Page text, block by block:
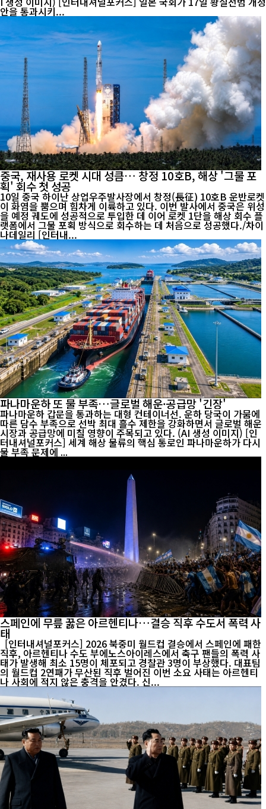
안을 통과시키...
중국, 재사용 로켓 시대 성큼… 창정 10호B, 해상 '그물 포
획' 회수 첫 성공
10일 중국 하이난 상업우주발사장에서 창정(長征) 10호B 운반로켓
이 화염을 뿜으며 힘차게 이륙하고 있다. 이번 발사에서 중국은 위성
을 예정 궤도에 성공적으로 투입한 데 이어 로켓 1단을 해상 회수 플
랫폼에서 그물 포획 방식으로 회수하는 데 처음으로 성공했다./차이
나데일리 [인터내...
파나마운하 또 물 부족…글로벌 해운·공급망 '긴장'
파나마운하 갑문을 통과하는 대형 컨테이너선. 운하 당국이 가뭄에
따른 담수 부족으로 선박 최대 흘수 제한을 강화하면서 글로벌 해운
시장과 공급망에 미칠 영향이 주목되고 있다. (AI 생성 이미지) [인
터내셔널포커스] 세계 해상 물류의 핵심 통로인 파나마운하가 다시
물 부족 문제에 ...
스페인에 무릎 꿇은 아르헨티나…결승 직후 수도서 폭력 사
태
[인터내셔널포커스] 2026 북중미 월드컵 결승에서 스페인에 패한
직후, 아르헨티나 수도 부에노스아이레스에서 축구 팬들의 폭력 사
태가 발생해 최소 15명이 체포되고 경찰관 3명이 부상했다. 대표팀
의 월드컵 2연패가 무산된 직후 벌어진 이번 소요 사태는 아르헨티
나 사회에 적지 않은 충격을 안겼다. 신...